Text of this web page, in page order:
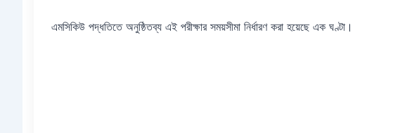
এমসিকিউ পদ্ধতিতে অনুষ্ঠিতব্য এই পরীক্ষার সময়সীমা নির্ধারণ করা হয়েছে এক ঘণ্টা।